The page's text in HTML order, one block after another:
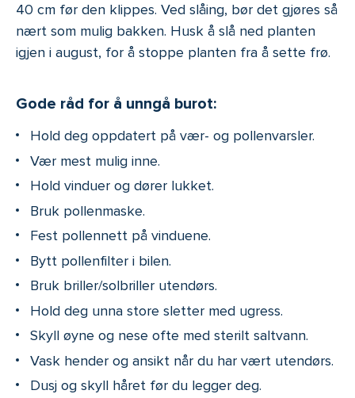
40 cm før den klippes. Ved slåing, bør det gjøres så
nært som mulig bakken. Husk å slå ned planten
igjen i august, for å stoppe planten fra å sette frø.
Gode råd for å unngå burot:
Hold deg oppdatert på vær- og pollenvarsler.
Vær mest mulig inne.
Hold vinduer og dører lukket.
Bruk pollenmaske.
Fest pollennett på vinduene.
Bytt pollenfilter i bilen.
Bruk briller/solbriller utendørs.
Hold deg unna store sletter med ugress.
Skyll øyne og nese ofte med sterilt saltvann.
Vask hender og ansikt når du har vært utendørs.
Dusj og skyll håret før du legger deg.